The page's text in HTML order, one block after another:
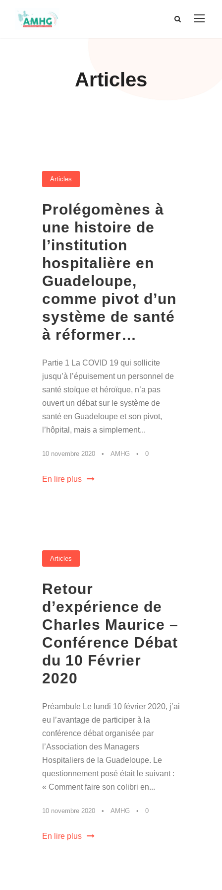
Articles
Articles
Prolégomènes à
une histoire de
l’institution
hospitalière en
Guadeloupe,
comme pivot d’un
système de santé
à réformer…
Partie 1 La COVID 19 qui sollicite
jusqu’à l’épuisement un personnel de
santé stoïque et héroïque, n’a pas
ouvert un débat sur le système de
santé en Guadeloupe et son pivot,
l’hôpital, mais a simplement...
10 novembre 2020 • AMHG • 0
En lire plus
Articles
Retour
d’expérience de
Charles Maurice –
Conférence Débat
du 10 Février
2020
Préambule Le lundi 10 février 2020, j’ai
eu l’avantage de participer à la
conférence débat organisée par
l’Association des Managers
Hospitaliers de la Guadeloupe. Le
questionnement posé était le suivant :
« Comment faire son colibri en...
10 novembre 2020 • AMHG • 0
En lire plus